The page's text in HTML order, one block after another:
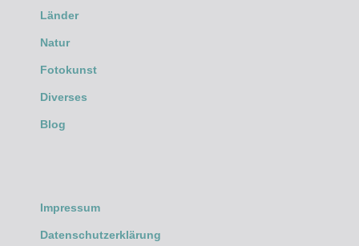
Länder
Natur
Fotokunst
Diverses
Blog
Impressum
Datenschutzerklärung